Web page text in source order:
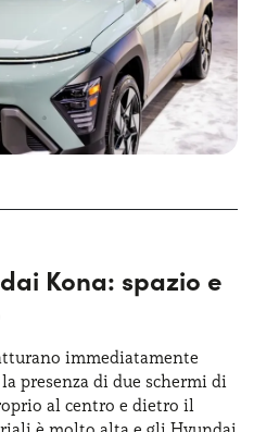
Kona: spazio e
immediatamente
presenza di due schermi di
al centro e dietro il